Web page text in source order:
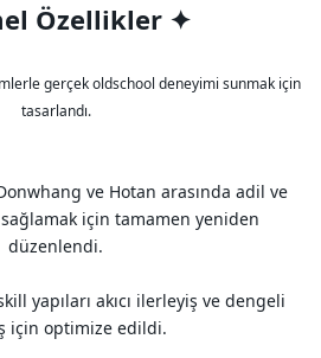
Özellikler ✦
gerçek oldschool deneyimi sunmak için
tasarlandı.
ve Hotan arasında adil ve
için tamamen yeniden
düzenlendi.
yapıları akıcı ilerleyiş ve dengeli
için optimize edildi.